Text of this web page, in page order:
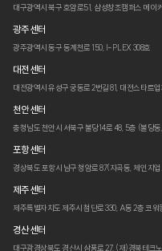
대구광역시 북구 호암로51, 삼성창조캠퍼스 메이
광주 센터
광주광역시 동구 동계천로 150, I-PLEX 308호
대전 센터
대전광역시 유성구 궁동로 2번길 81, 대전스타트
천안 센터
충청남도 천안시 서북구 불당14로 48, 5층 (불당
포항 센터
경상북도 포항시 남구 청암로 87(지곡동, 체인지
제주 센터
제주특별자치도 제주시 첨단로 330, A동 2층 코워
경산 센터
대구광경상북도 경산시 삼풍로 27, (재)경북테크